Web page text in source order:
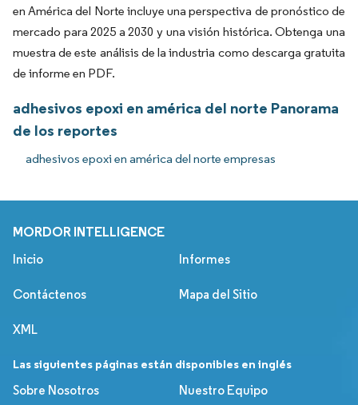
en América del Norte incluye una perspectiva de pronóstico de
mercado para 2025 a 2030 y una visión histórica. Obtenga una
muestra de este análisis de la industria como descarga gratuita
de informe en PDF.
adhesivos epoxi en américa del norte Panorama
de los reportes
adhesivos epoxi en américa del norte empresas
MORDOR INTELLIGENCE
Inicio Informes
Contáctenos Mapa del Sitio
XML
Las siguientes páginas están disponibles en inglés
Sobre Nosotros
Nuestro Equipo